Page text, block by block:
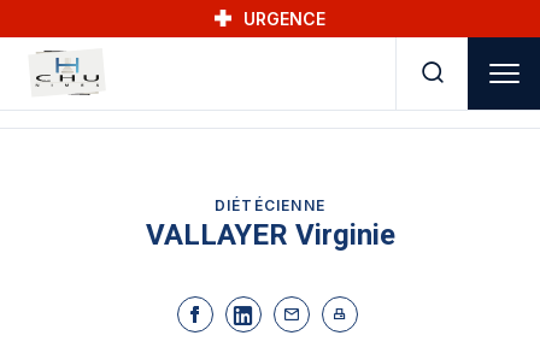
URGENCE
DIÉTÉCIENNE
VALLAYER Virginie